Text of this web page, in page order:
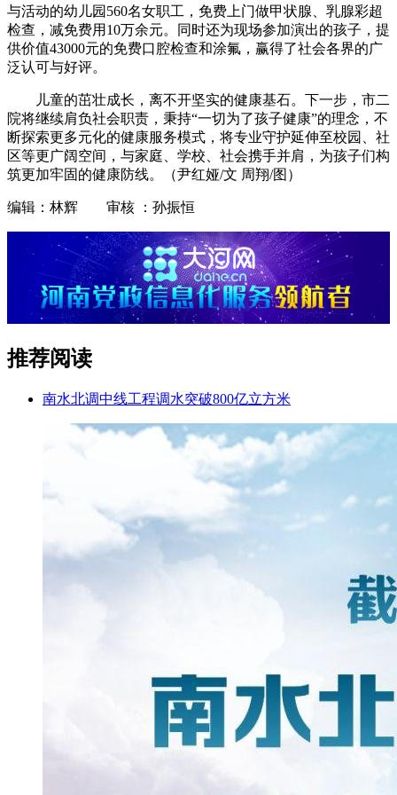
与活动的幼儿园560名女职工，免费上门做甲状腺、乳腺彩超
检查，减免费用10万余元。同时还为现场参加演出的孩子，提
供价值43000元的免费口腔检查和涂氟，赢得了社会各界的广
泛认可与好评。
儿童的茁壮成长，离不开坚实的健康基石。下一步，市二
院将继续肩负社会职责，秉持“一切为了孩子健康”的理念，不
断探索更多元化的健康服务模式，将专业守护延伸至校园、社
区等更广阔空间，与家庭、学校、社会携手并肩，为孩子们构
筑更加牢固的健康防线。（尹红娅/文 周翔/图）
编辑：林辉 审核 ：孙振恒
推荐阅读
南水北调中线工程调水突破800亿立方米